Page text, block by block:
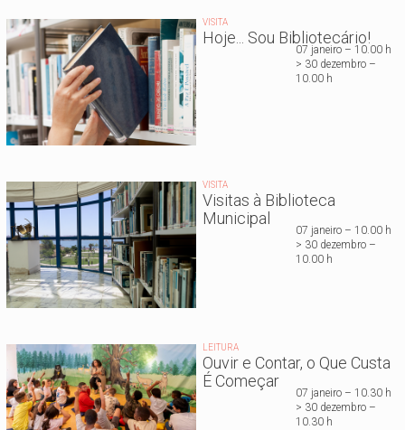
VISITA
Hoje... Sou Bibliotecário!
07 janeiro – 10.00 h
> 30 dezembro –
10.00 h
VISITA
Visitas à Biblioteca
Municipal
07 janeiro – 10.00 h
> 30 dezembro –
10.00 h
LEITURA
Ouvir e Contar, o Que Custa
É Começar
07 janeiro – 10.30 h
> 30 dezembro –
10.30 h